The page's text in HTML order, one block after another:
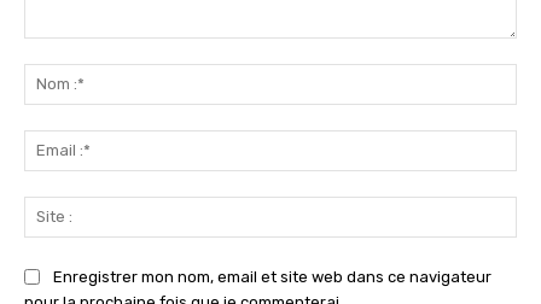
Enregistrer mon nom, email et site web dans ce navigateur